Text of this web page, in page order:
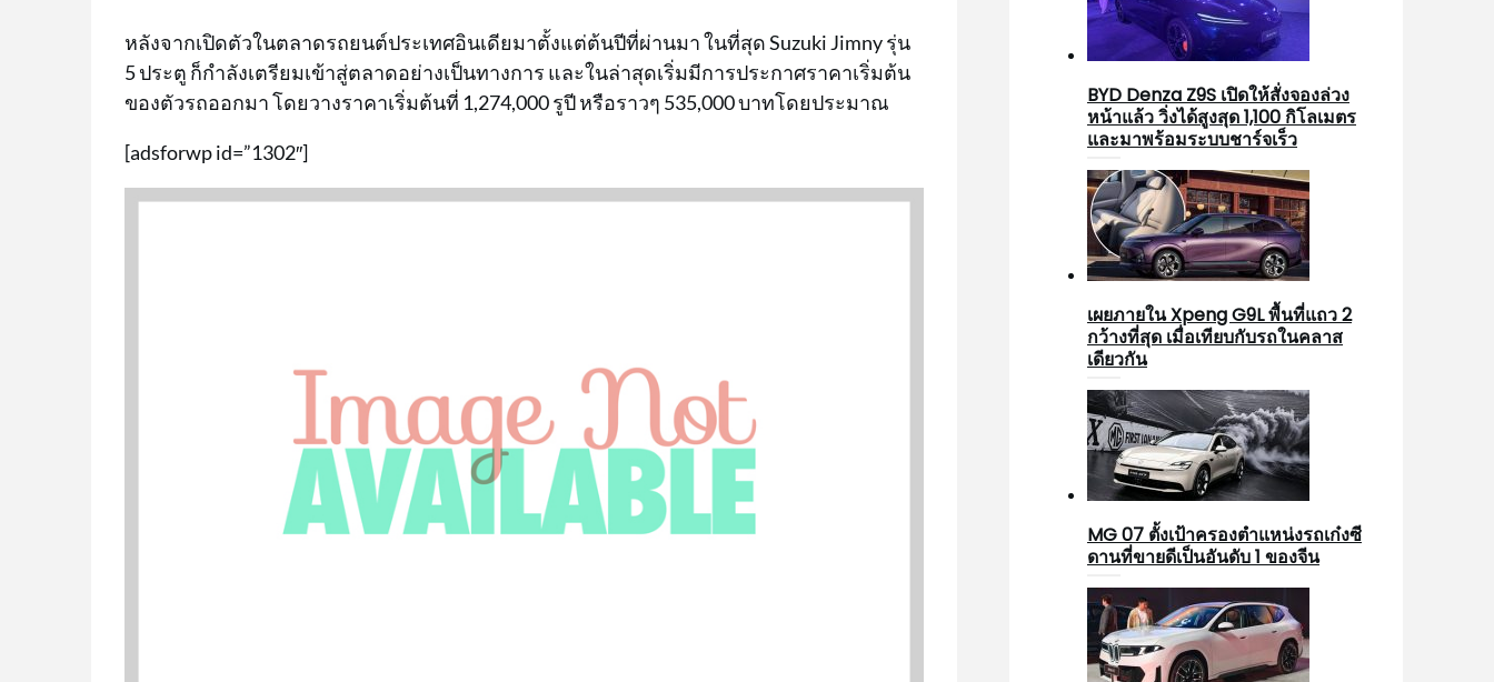
หลังจากเปิดตัวในตลาดรถยนต์ประเทศอินเดียมาตั้งแต่ต้นปีที่ผ่านมา ในที่สุด Suzuki Jimny รุ่น
5 ประตู ก็กำลังเตรียมเข้าสู่ตลาดอย่างเป็นทางการ และในล่าสุดเริ่มมีการประกาศราคาเริ่มต้น
ของตัวรถออกมา โดยวางราคาเริ่มต้นที่ 1,274,000 รูปี หรือราวๆ 535,000 บาทโดยประมาณ
[adsforwp id=”1302″]
BYD Denza Z9S เปิดให้สั่งจองล่วง
หน้าแล้ว วิ่งได้สูงสุด 1,100 กิโลเมตร
และมาพร้อมระบบชาร์จเร็ว
เผยภายใน Xpeng G9L พื้นที่แถว 2
กว้างที่สุด เมื่อเทียบกับรถในคลาส
เดียวกัน
MG 07 ตั้งเป้าครองตำแหน่งรถเก๋งซี
ดานที่ขายดีเป็นอันดับ 1 ของจีน